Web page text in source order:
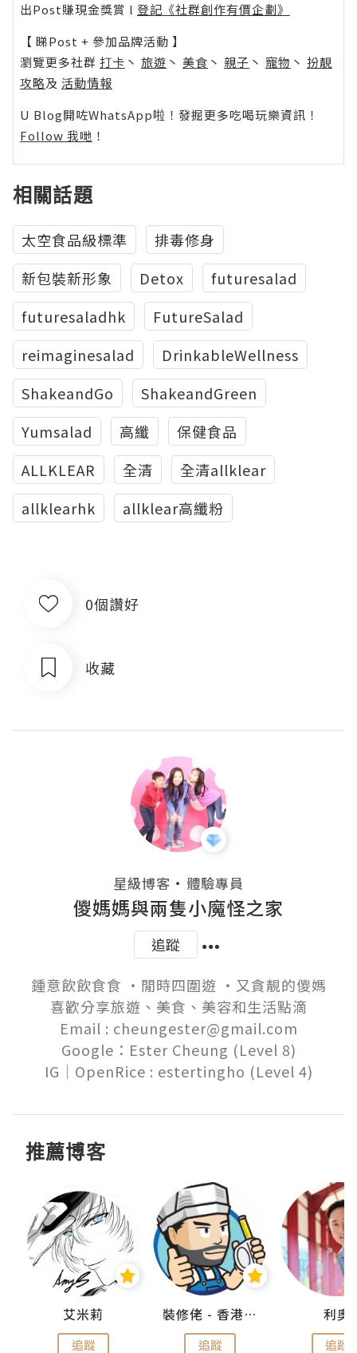
出Post賺現金獎賞 l 登記《社群創作有價企劃》
【 睇Post + 參加品牌活動 】
瀏覽更多社群 打卡 丶 旅遊 丶 美食 丶 親子 丶 寵物 丶 扮靚
攻略及 活動情報
U Blog開咗WhatsApp啦！發掘更多吃喝玩樂資訊！
Follow 我哋 ！
相關話題
太空食品級標準
排毒修身
新包裝新形象
Detox
futuresalad
futuresaladhk
FutureSalad
reimaginesalad
DrinkableWellness
ShakeandGo
ShakeandGreen
Yumsalad
高纖
保健食品
ALLKLEAR
全清
全清allklear
allklearhk
allklear高纖粉
0個讚好
收藏
星級博客 ・ 體驗專員
儍媽媽與兩隻小魔怪之家
追蹤
鍾意飲飲食食 ‧閒時四圍遊 ‧又貪靚的儍媽
喜歡分享旅遊、美食、美容和生活點滴
Email : cheungester@gmail.com
Google：Ester Cheung (Level 8)
推薦博客
艾米莉
追蹤
裝修佬 - 香港一站式網上裝修平台
追蹤
利奧
追蹤